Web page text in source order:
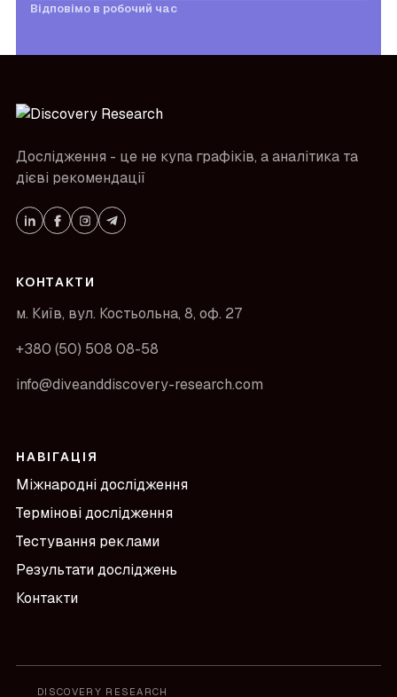
Відповімо в робочий час
Дослідження - це не купа графіків, а аналітика та
дієві рекомендації
КОНТАКТИ
м. Київ, вул. Костьольна, 8, оф. 27
+380 (50) 508 08-58
info@diveanddiscovery-research.com
НАВІГАЦІЯ
Міжнародні дослідження
Термінові дослідження
Тестування реклами
Результати досліджень
Контакти
DISCOVERY RESEARCH